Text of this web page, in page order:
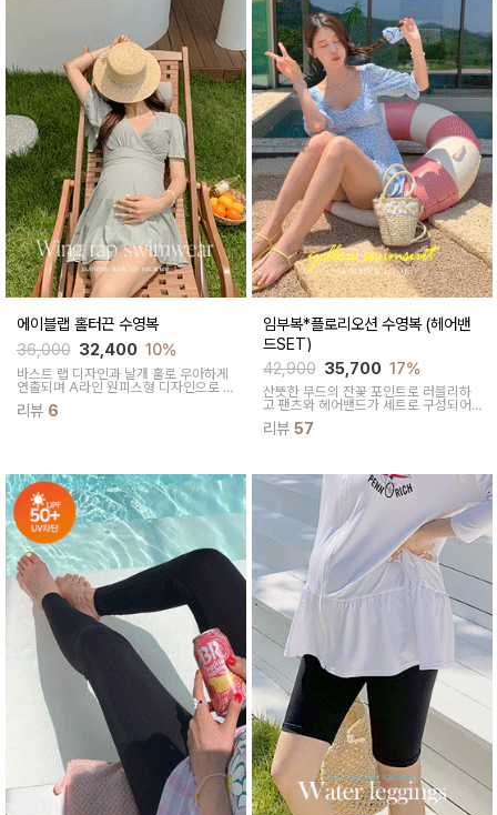
에이블랩 홀터끈 수영복
36,000 32,400 10%
바스트 랩 디자인과 날개 훌로 우아하게
연출되며 A라인 원피스형 디자인으로 체
형커버를 해줘 입기좋아요
리뷰 6
임부복*플로리오션 수영복 (헤어밴
드SET)
42,900 35,700 17%
산뜻한 무드의 잔꽃 포인트로 러블리하
고 팬츠와 헤어밴드가 세트로 구성되어
센스있는 스윔웨어에요
리뷰 57